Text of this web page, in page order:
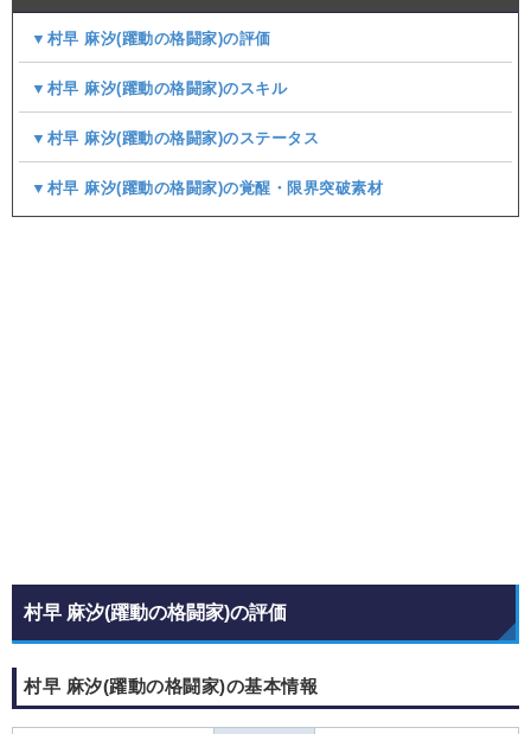
▼村早 麻汐(躍動の格闘家)の評価
▼村早 麻汐(躍動の格闘家)のスキル
▼村早 麻汐(躍動の格闘家)のステータス
▼村早 麻汐(躍動の格闘家)の覚醒・限界突破素材
村早 麻汐(躍動の格闘家)の評価
村早 麻汐(躍動の格闘家)の基本情報